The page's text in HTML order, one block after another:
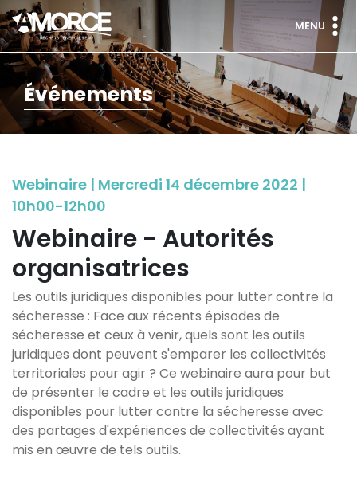
MENU
Événements
Webinaire | Mercredi 14 décembre 2022 |
10h00-12h00
Webinaire - Autorités
organisatrices
Les outils juridiques disponibles pour lutter contre la
sécheresse : Face aux récents épisodes de
sécheresse et ceux à venir, quels sont les outils
juridiques dont peuvent s'emparer les collectivités
territoriales pour agir ? Ce webinaire aura pour but
de présenter le cadre et les outils juridiques
disponibles pour lutter contre la sécheresse avec
des partages d'expériences de collectivités ayant
mis en œuvre de tels outils.